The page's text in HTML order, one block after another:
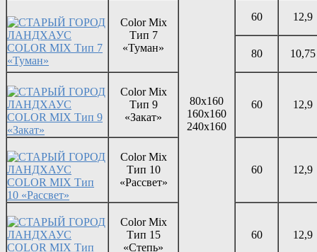
80х160
160х160
240х160
Color Mix
Тип 7
«Туман»
60 12,9
80 10,75
Color Mix
Тип 9
«Закат»
60 12,9
Color Mix
Тип 10
«Рассвет»
60 12,9
Color Mix
Тип 15
«Степь»
60 12,9